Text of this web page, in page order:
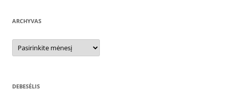
ARCHYVAS
Archyvas
DEBESĖLIS